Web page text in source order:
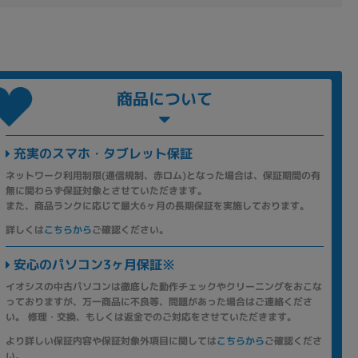
商品について
充実のスマホ・タブレット保証
ネットワーク利用制限(通信規制、赤ロム)となった場合は、保証期間の有
無に関わらず保証対象とさせていただきます。
また、商品ランクに応じて最大6ヶ月の長期保証を実施しております。
詳しくはこちらからご確認ください。
安心のパソコン3ヶ月保証※
イオシスの中古パソコンは徹底した動作チェックやクリーニングをおこな
っておりますが、万一商品に不良等、問題があった場合はご連絡くださ
い。 修理・交換、もしくは返金でのご対応をさせていただきます。
より詳しい保証内容や保証対象外項目に関してはこちらからご確認くださ